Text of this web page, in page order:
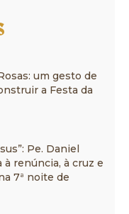
um gesto de
a Festa da
Pe. Daniel
renúncia, à cruz e
7ª noite de